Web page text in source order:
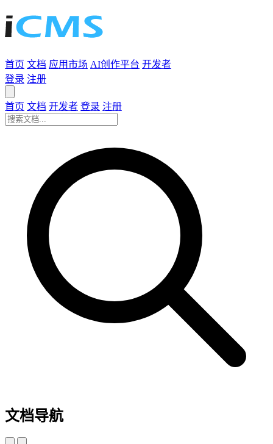
首页 文档 应用市场 AI创作平台 开发者
登录 注册
首页 文档 开发者 登录 注册
文档导航